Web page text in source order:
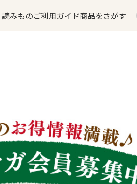
読みものご利用ガイド商品をさがす
からだにいいもの
おやつ